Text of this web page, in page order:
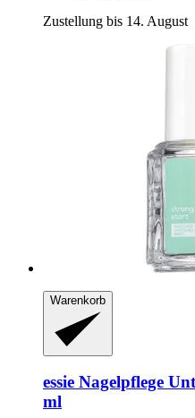
Zustellung bis 14. August
Warenkorb
essie Nagelpflege
ml